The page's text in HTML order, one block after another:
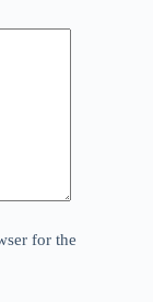
for the